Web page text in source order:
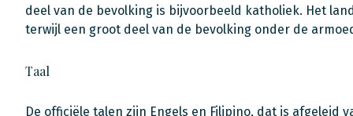
deel van de bevolking is bijvoorbeeld katholiek. Het
terwijl een groot deel van de bevolking onder de
Taal
De officiële talen zijn Engels en Filipino, dat is afgeleid